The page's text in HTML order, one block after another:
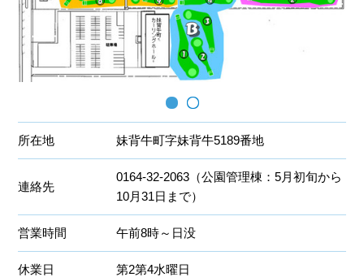
所在地 妹背牛町字妹背牛5189番地
連絡先
0164-32-2063（公園管理棟：5月初旬から
10月31日まで）
営業時間 午前8時～日没
休業日 第2第4水曜日